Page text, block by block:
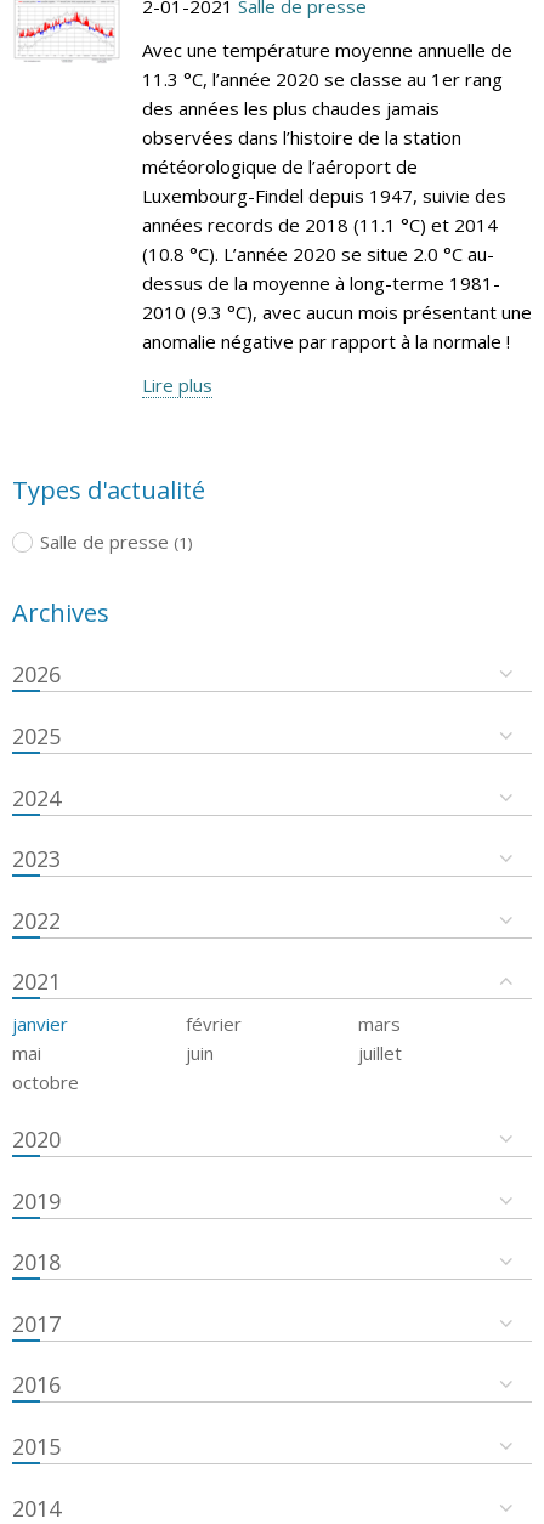
2-01-2021 Salle de presse
Avec une température moyenne annuelle de
11.3 °C, l’année 2020 se classe au 1er rang
des années les plus chaudes jamais
observées dans l’histoire de la station
météorologique de l’aéroport de
Luxembourg-Findel depuis 1947, suivie des
années records de 2018 (11.1 °C) et 2014
(10.8 °C). L’année 2020 se situe 2.0 °C au-
dessus de la moyenne à long-terme 1981-
2010 (9.3 °C), avec aucun mois présentant une
anomalie négative par rapport à la normale !
Lire plus
Types d'actualité
Salle de presse (1)
Archives
2026
2025
2024
2023
2022
2021
janvier février
mars
mai
juin
juillet
octobre
2020
2019
2018
2017
2016
2015
2014